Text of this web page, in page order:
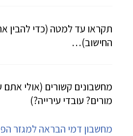
תקראו עד למטה (כדי להבין
החישוב)…
מחשבונים קשורים (אולי אתם
מורים? עובדי עירייה?)
מחשבון דמי הבראה למגזר